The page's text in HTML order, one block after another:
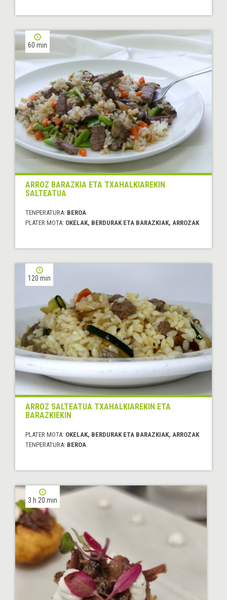
60 min
ARROZ BARAZKIA ETA TXAHALKIAREKIN
SALTEATUA
TENPERATURA: BEROA
PLATER MOTA: OKELAK, BERDURAK ETA BARAZKIAK, ARROZAK
120 min
ARROZ SALTEATUA TXAHALKIAREKIN ETA
BARAZKIEKIN
PLATER MOTA: OKELAK, BERDURAK ETA BARAZKIAK, ARROZAK
TENPERATURA: BEROA
3 h 20 min